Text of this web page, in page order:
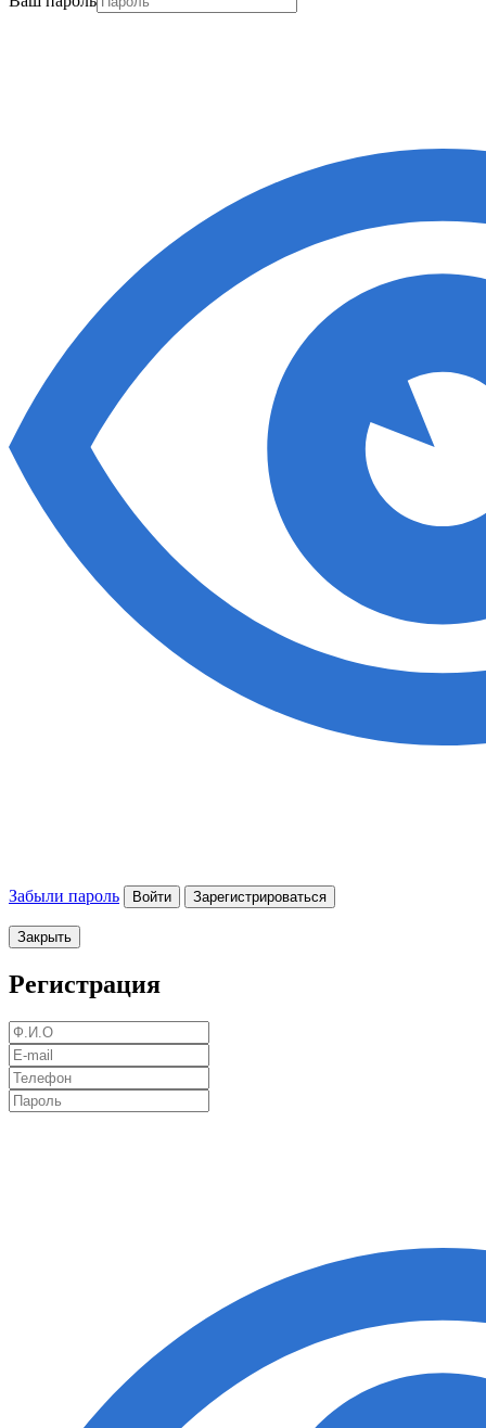
Забыли пароль Войти Зарегистрироваться
Закрыть
Регистрация